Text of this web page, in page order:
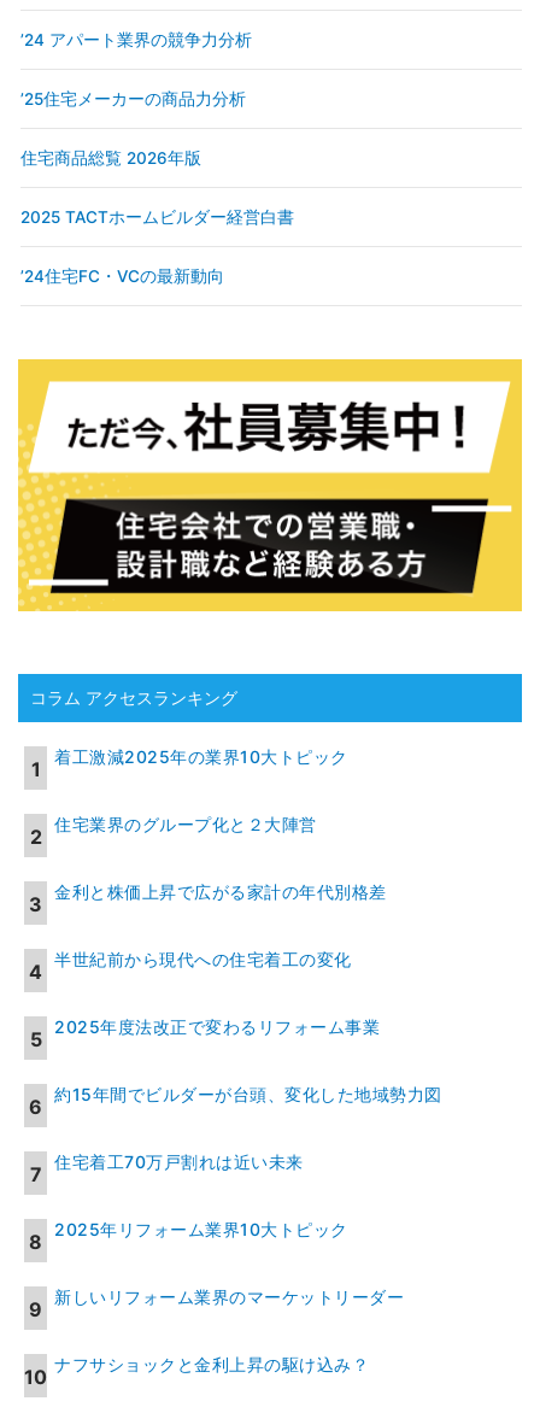
’24 アパート業界の競争力分析
’25住宅メーカーの商品力分析
住宅商品総覧 2026年版
2025 TACTホームビルダー経営白書
’24住宅FC・VCの最新動向
コラム アクセスランキング
着工激減2025年の業界10大トピック
住宅業界のグループ化と２大陣営
金利と株価上昇で広がる家計の年代別格差
半世紀前から現代への住宅着工の変化
2025年度法改正で変わるリフォーム事業
約15年間でビルダーが台頭、変化した地域勢力図
住宅着工70万戸割れは近い未来
2025年リフォーム業界10大トピック
新しいリフォーム業界のマーケットリーダー
ナフサショックと金利上昇の駆け込み？